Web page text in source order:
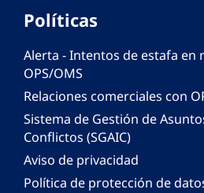
Políticas
Alerta - Intentos de estafa en
OPS/OMS
Relaciones comerciales con
Sistema de Gestión de
Conflictos (SGAIC)
Aviso de privacidad
Política de protección de